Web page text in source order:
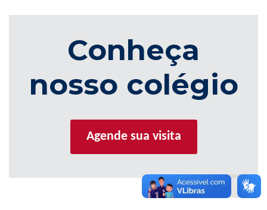
Conheça
nosso colégio
Agende sua visita